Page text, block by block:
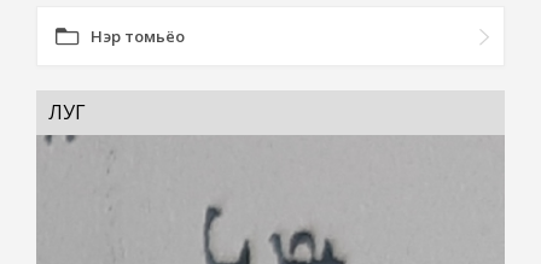
Нэр томьёо
ЛУГ